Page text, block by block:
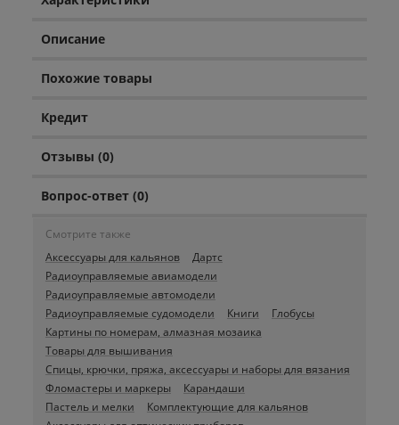
Описание
Похожие товары
Кредит
Отзывы (0)
Вопрос-ответ (0)
Смотрите также
Аксессуары для кальянов
Дартс
Радиоуправляемые авиамодели
Радиоуправляемые автомодели
Радиоуправляемые судомодели
Книги
Глобусы
Картины по номерам, алмазная мозаика
Товары для вышивания
Спицы, крючки, пряжа, аксессуары и наборы для вязания
Фломастеры и маркеры
Карандаши
Пастель и мелки
Комплектующие для кальянов